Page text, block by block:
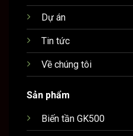
Dự án
Tin tức
Về chúng tôi
Sản phẩm
Biến tần GK500